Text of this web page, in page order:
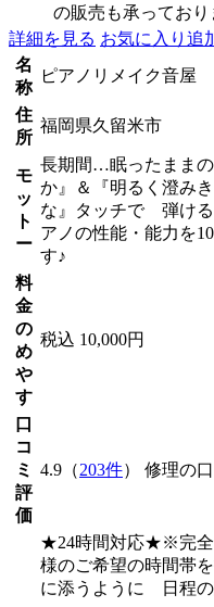
の販売も承っており
詳細を見る お気に入り追
名
称
ピアノリメイク音屋
住
所
福岡県久留米市
モ
ッ
ト
ー
長期間…眠ったまま
か』＆『明るく澄み
な』タッチで 弾ける
アノの性能・能力を
す♪
料
金
の
め
や
す
税込 10,000円
口
コ
ミ
評
価
4.9（203件） 修理の
★24時間対応★※完全
様のご希望の時間帯
に添うように 日程の